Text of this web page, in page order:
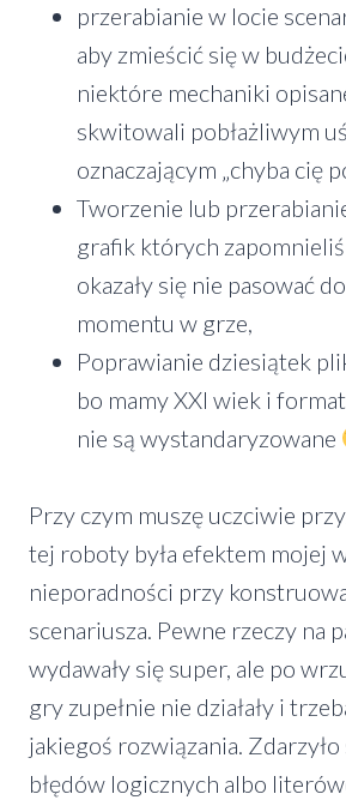
przerabianie w locie
aby zmieścić się w
niektóre mechaniki
skwitowali pobłażliwym
oznaczającym „chyba cię
Tworzenie lub
grafik których
okazały się nie pasować
momentu w grze,
Poprawianie dziesiątek
bo mamy XXI wiek i
nie są wystandaryzowane
Przy czym muszę uczciwie
tej roboty była efektem mojej
nieporadności przy
scenariusza. Pewne rzeczy na
wydawały się super, ale po
gry zupełnie nie działały i
jakiegoś rozwiązania.
błędów logicznych albo